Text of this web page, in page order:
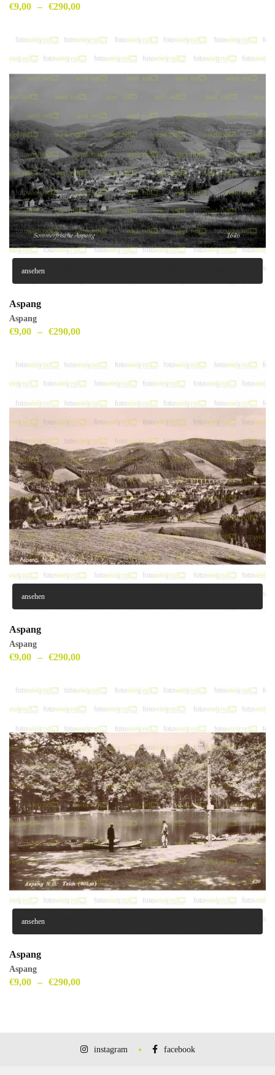
€9,00 – €290,00
ansehen
Aspang
Aspang
€9,00 – €290,00
ansehen
Aspang
Aspang
€9,00 – €290,00
ansehen
Aspang
Aspang
€9,00 – €290,00
instagram facebook